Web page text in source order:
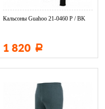
Кальсоны Guahoo 21-0460 P / BK
1 820 Р